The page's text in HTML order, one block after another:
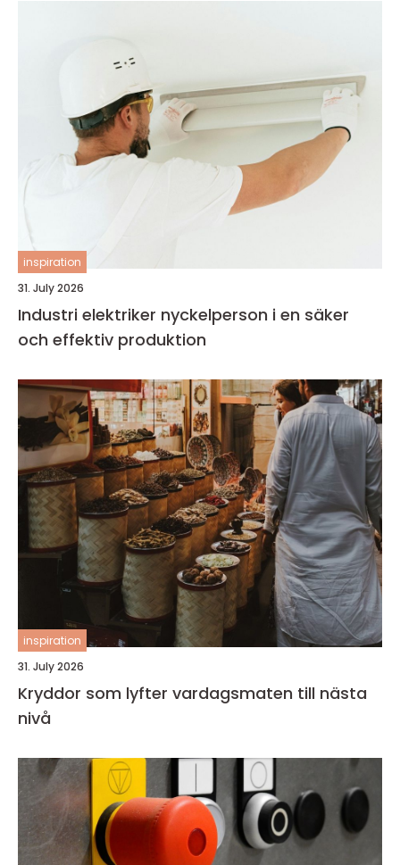
inspiration
31. July 2026
Industri elektriker nyckelperson i en säker
och effektiv produktion
inspiration
31. July 2026
Kryddor som lyfter vardagsmaten till nästa
nivå